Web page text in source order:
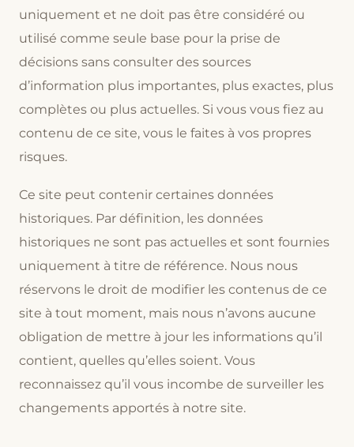
uniquement et ne doit pas être considéré ou
utilisé comme seule base pour la prise de
décisions sans consulter des sources
d’information plus importantes, plus exactes, plus
complètes ou plus actuelles. Si vous vous fiez au
contenu de ce site, vous le faites à vos propres
risques.
Ce site peut contenir certaines données
historiques. Par définition, les données
historiques ne sont pas actuelles et sont fournies
uniquement à titre de référence. Nous nous
réservons le droit de modifier les contenus de ce
site à tout moment, mais nous n’avons aucune
obligation de mettre à jour les informations qu’il
contient, quelles qu’elles soient. Vous
reconnaissez qu’il vous incombe de surveiller les
changements apportés à notre site.